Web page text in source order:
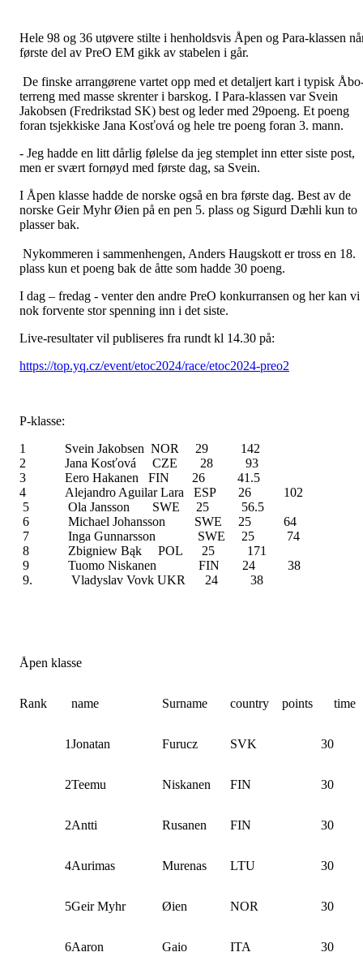
Hele 98 og 36 utøvere stilte i henholdsvis Åpen og Para-klassen
første del av PreO EM gikk av stabelen i går.
De finske arrangørene vartet opp med et detaljert kart i typisk
terreng med masse skrenter i barskog. I Para-klassen var Svein
Jakobsen (Fredrikstad SK) best og leder med 29poeng. Et poeng
foran tsjekkiske Jana Kosťová og hele tre poeng foran 3. mann.
- Jeg hadde en litt dårlig følelse da jeg stemplet inn etter siste post,
men er svært fornøyd med første dag, sa Svein.
I Åpen klasse hadde de norske også en bra første dag. Best av de
norske Geir Myhr Øien på en pen 5. plass og Sigurd Dæhli kun to
plasser bak.
Nykommeren i sammenhengen, Anders Haugskott er tross en 18.
plass kun et poeng bak de åtte som hadde 30 poeng.
I dag – fredag - venter den andre PreO konkurransen og her kan vi
nok forvente stor spenning inn i det siste.
Live-resultater vil publiseres fra rundt kl 14.30 på:
https://top.yq.cz/event/etoc2024/race/etoc2024-preo2
P-klasse:
1 Svein Jakobsen NOR 29 142
2 Jana Kosťová CZE 28 93
3 Eero Hakanen FIN 26 41.5
4 Alejandro Aguilar Lara ESP 26 102
5 Ola Jansson SWE 25 56.5
6 Michael Johansson SWE 25 64
7 Inga Gunnarsson SWE 25 74
8 Zbigniew Bąk POL 25 171
9 Tuomo Niskanen FIN 24 38
9. Vladyslav Vovk UKR 24 38
Åpen klasse
Rank name Surname country points time
1Jonatan Furucz SVK 30
2Teemu Niskanen FIN 30
2Antti Rusanen FIN 30
4Aurimas Murenas LTU 30
5Geir Myhr Øien NOR 30
6Aaron Gaio ITA 30